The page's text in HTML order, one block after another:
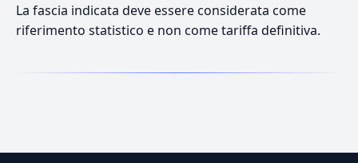
La fascia indicata deve essere considerata come
riferimento statistico e non come tariffa definitiva.